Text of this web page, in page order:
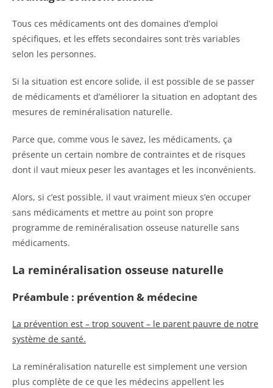
Tous ces médicaments ont des domaines d’emploi
spécifiques, et les effets secondaires sont très variables
selon les personnes.
Si la situation est encore solide, il est possible de se passer
de médicaments et d’améliorer la situation en adoptant des
mesures de reminéralisation naturelle.
Parce que, comme vous le savez, les médicaments, ça
présente un certain nombre de contraintes et de risques
dont il vaut mieux peser les avantages et les inconvénients.
Alors, si c’est possible, il vaut vraiment mieux s’en occuper
sans médicaments et mettre au point son propre
programme de reminéralisation osseuse naturelle sans
médicaments.
La reminéralisation osseuse naturelle
Préambule : prévention & médecine
La prévention est – trop souvent – le parent pauvre de notre
système de santé.
La reminéralisation naturelle est simplement une version
plus complète de ce que les médecins appellent les